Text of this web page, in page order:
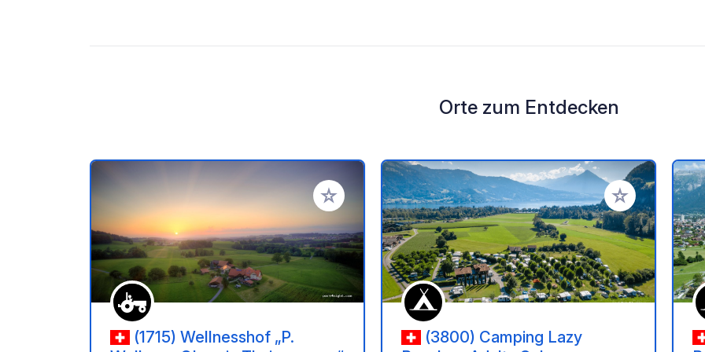
Orte zum Entdecken
Zu Ihren Favoriten hinzufügen
(1715) Wellnesshof „P.
Zu Ihren
(3800) Camping Lazy